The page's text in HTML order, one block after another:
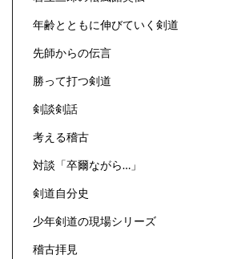
年齢とともに伸びていく剣道
先師からの伝言
勝って打つ剣道
剣談剣話
考える稽古
対談「卒爾ながら…」
剣道自分史
少年剣道の現場シリーズ
稽古拝見